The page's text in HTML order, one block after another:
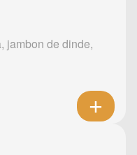
jambon de dinde,